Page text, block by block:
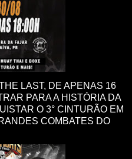
LAST, DE APENAS 16
PARA A HISTÓRIA DA
O 3° CINTURÃO EM
COMBATES DO